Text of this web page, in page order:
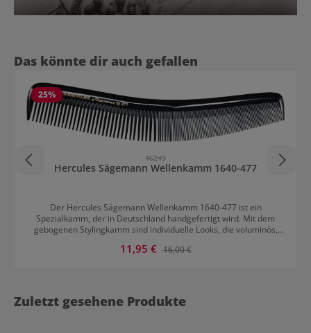
Produktgalerie überspringen
Das könnte dir auch gefallen
25%
46249
Hercules Sägemann Wellenkamm 1640-477
Der Hercules Sägemann Wellenkamm 1640-477 ist ein
Spezialkamm, der in Deutschland handgefertigt wird. Mit dem
gebogenen Stylingkamm sind individuelle Looks, die voluminös,
Der Kamm ist gratfrei, was gerade beim Toupieren oder Glätten
Verkaufspreis:
11,95 € Regulärer Preis:
16,00 €
Zuletzt gesehene Produkte